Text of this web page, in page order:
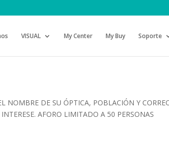
VISUAL My Center My Buy Soporte
NOMBRE DE SU ÓPTICA, POBLACIÓN Y
AFORO LIMITADO A 50 PERSONAS